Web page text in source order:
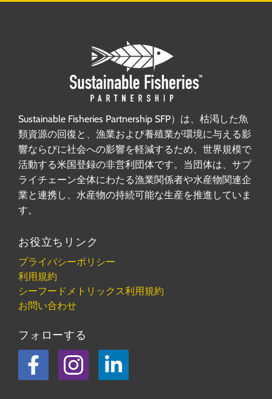
Sustainable Fisheries Partnership SFP）は、枯渇した魚
類資源の回復と、漁業および養殖業が環境に与える影
響ならびに社会への影響を軽減するため、世界規模で
活動する米国登録の非営利団体です。当団体は、サプ
ライチェーン全体にわたる漁業関係者や水産物関連企
業と連携し、水産物の持続可能な生産を推進していま
す。
お役立ちリンク
プライバシーポリシー
利用規約
シーフードメトリックス利用規約
お問い合わせ
フォローする
フェイスブック
Instagram
LinkedIn